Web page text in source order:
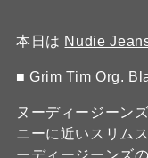
本日は Nudie
■Grim Tim Org.
ヌーディージーン
ニーに近いスリム
ーディージーンズ